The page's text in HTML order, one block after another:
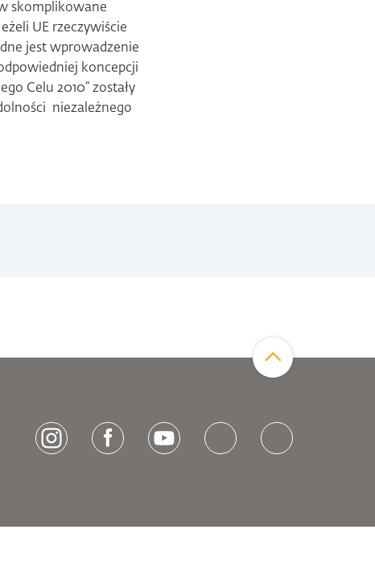
skomplikowane
UE rzeczywiście
jest wprowadzenie
koncepcji
Celu 2010“ zostały
niezależnego
[socialLinksTitle]